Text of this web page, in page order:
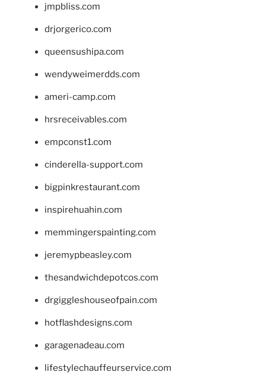
jmpbliss.com
drjorgerico.com
queensushipa.com
wendyweimerdds.com
ameri-camp.com
hrsreceivables.com
empconst1.com
cinderella-support.com
bigpinkrestaurant.com
inspirehuahin.com
memmingerspainting.com
jeremypbeasley.com
thesandwichdepotcos.com
drgiggleshouseofpain.com
hotflashdesigns.com
garagenadeau.com
lifestylechauffeurservice.com